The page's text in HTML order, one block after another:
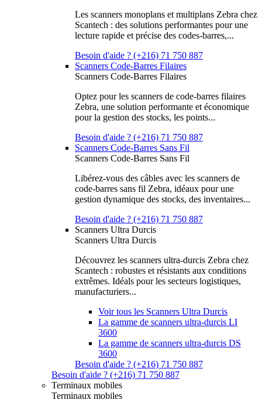
Les scanners monoplans et multiplans Zebra chez
Scantech : des solutions performantes pour une
lecture rapide et précise des codes-barres,...
Besoin d'aide ? (+216) 71 750 887
Scanners Code-Barres Filaires
Scanners Code-Barres Filaires
Optez pour les scanners de code-barres filaires
Zebra, une solution performante et économique
pour la gestion des stocks, les points...
Besoin d'aide ? (+216) 71 750 887
Scanners Code-Barres Sans Fil
Scanners Code-Barres Sans Fil
Libérez-vous des câbles avec les scanners de
code-barres sans fil Zebra, idéaux pour une
gestion dynamique des stocks, des inventaires...
Besoin d'aide ? (+216) 71 750 887
Scanners Ultra Durcis
Scanners Ultra Durcis
Découvrez les scanners ultra-durcis Zebra chez
Scantech : robustes et résistants aux conditions
extrêmes. Idéals pour les secteurs logistiques,
manufacturiers...
Voir tous les Scanners Ultra Durcis
La gamme de scanners ultra-durcis LI
3600
La gamme de scanners ultra-durcis DS
3600
Besoin d'aide ? (+216) 71 750 887
Besoin d'aide ? (+216) 71 750 887
Terminaux mobiles
Terminaux mobiles